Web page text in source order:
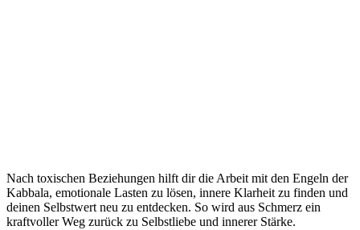
Nach toxischen Beziehungen hilft dir die Arbeit mit den Engeln der
Kabbala, emotionale Lasten zu lösen, innere Klarheit zu finden und
deinen Selbstwert neu zu entdecken. So wird aus Schmerz ein
kraftvoller Weg zurück zu Selbstliebe und innerer Stärke.